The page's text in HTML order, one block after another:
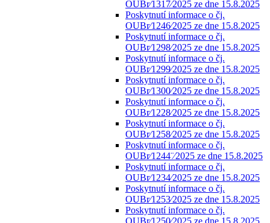
OUBr⁄1317⁄2025 ze dne 15.8.2025
Poskytnutí informace o čj.
OUBr⁄1246⁄2025 ze dne 15.8.2025
Poskytnutí informace o čj.
OUBr⁄1298⁄2025 ze dne 15.8.2025
Poskytnutí informace o čj.
OUBr⁄1299⁄2025 ze dne 15.8.2025
Poskytnutí informace o čj.
OUBr⁄1300⁄2025 ze dne 15.8.2025
Poskytnutí informace o čj.
OUBr⁄1228⁄2025 ze dne 15.8.2025
Poskytnutí informace o čj.
OUBr⁄1258⁄2025 ze dne 15.8.2025
Poskytnutí informace o čj.
OUBr⁄1244¨⁄2025 ze dne 15.8.2025
Poskytnutí informace o čj.
OUBr⁄1234⁄2025 ze dne 15.8.2025
Poskytnutí informace o čj.
OUBr⁄1253⁄2025 ze dne 15.8.2025
Poskytnutí informace o čj.
OUBr⁄1250⁄2025 ze dne 15.8.2025